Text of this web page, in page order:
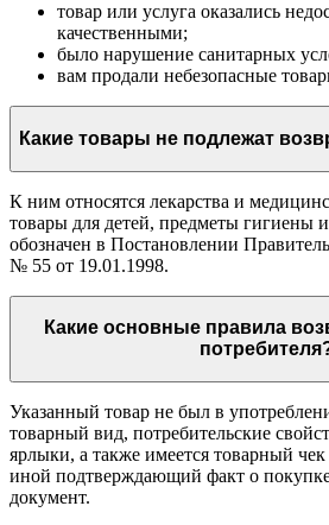
товар или услуга оказались
качественными;
было нарушение санитарных
вам продали небезопасные
Какие товары не подлежат
К ним относятся лекарства и
товары для детей, предметы гигиены
обозначен в Постановлении
№ 55 от 19.01.1998.
Какие основные правила
Указанный товар не был в
товарный вид, потребительские
ярлыки, а также имеется товарный
иной подтверждающий факт о
документ.